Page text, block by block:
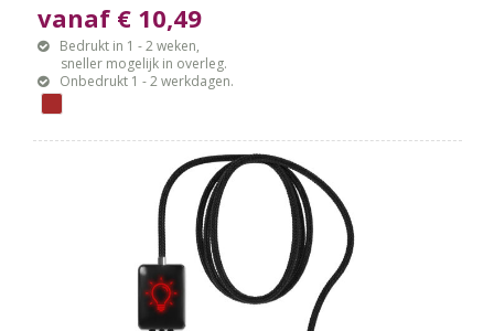
vanaf € 10,49
Bedrukt in 1 - 2 weken,
sneller mogelijk in overleg.
Onbedrukt 1 - 2 werkdagen.